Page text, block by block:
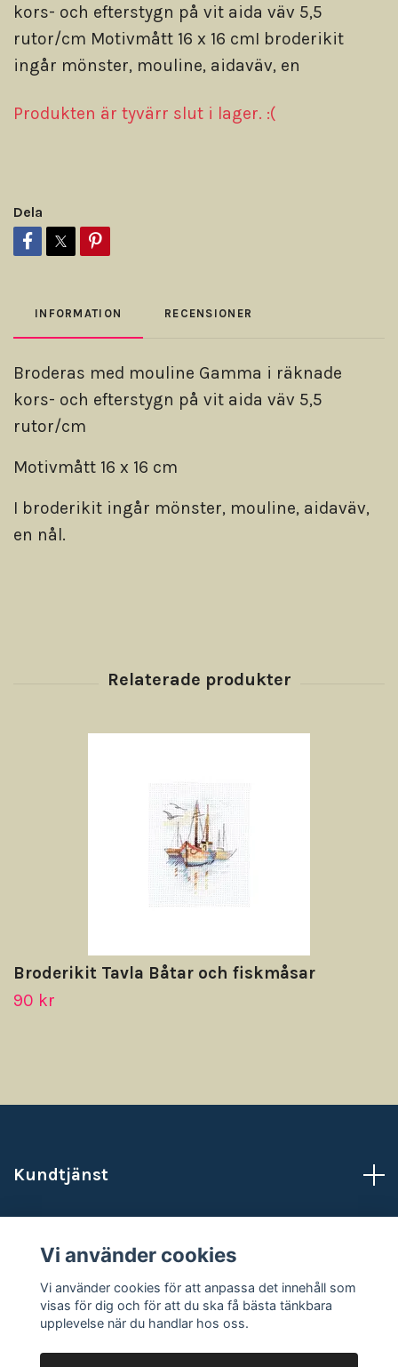
kors- och efterstygn på vit aida väv 5,5
rutor/cm Motivmått 16 x 16 cmI broderikit
ingår mönster, mouline, aidaväv, en
Produkten är tyvärr slut i lager. :(
Dela
INFORMATION RECENSIONER
Broderas med mouline Gamma i räknade
kors- och efterstygn på vit aida väv 5,5
rutor/cm
Motivmått 16 x 16 cm
I broderikit ingår mönster, mouline, aidaväv,
en nål.
Broderikit Tavla Båtar och fiskmåsar
90 kr
Kundtjänst
Sociala medier
Vi använder cookies
Vi använder cookies för att anpassa det innehåll som
visas för dig och för att du ska få bästa tänkbara
upplevelse när du handlar hos oss.